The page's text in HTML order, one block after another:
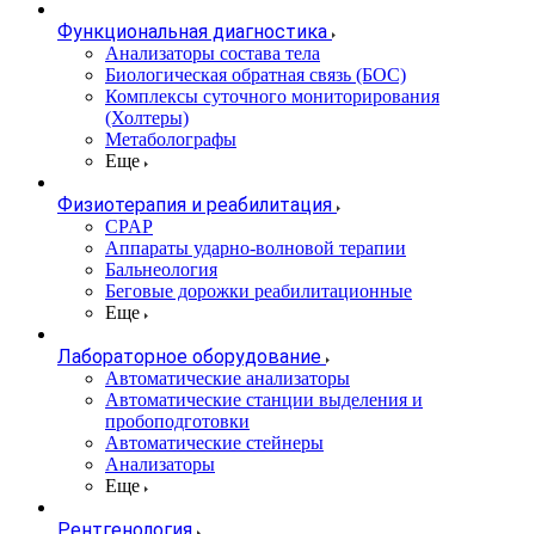
Функциональная диагностика
Анализаторы состава тела
Биологическая обратная связь (БОС)
Комплексы суточного мониторирования
(Холтеры)
Метаболографы
Еще
Физиотерапия и реабилитация
CPAP
Аппараты ударно-волновой терапии
Бальнеология
Беговые дорожки реабилитационные
Еще
Лабораторное оборудование
Автоматические анализаторы
Автоматические станции выделения и
пробоподготовки
Автоматические стейнеры
Анализаторы
Еще